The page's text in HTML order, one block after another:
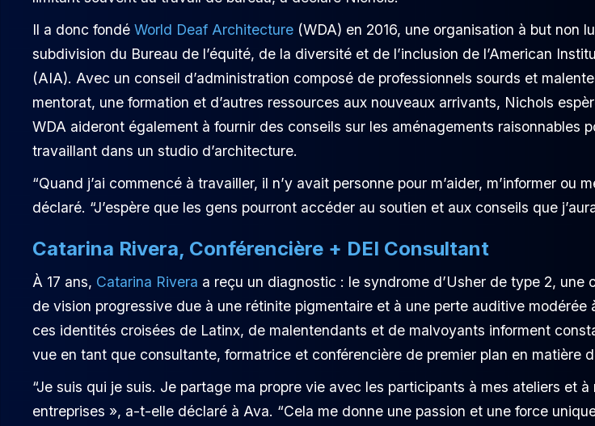
Il a donc fondé World Deaf Architecture (WDA) en 2016, une organisation à but non
subdivision du Bureau de l’équité, de la diversité et de l’inclusion de l’American
(AIA). Avec un conseil d’administration composé de professionnels sourds et
mentorat, une formation et d’autres ressources aux nouveaux arrivants, Nichols
WDA aideront également à fournir des conseils sur les aménagements raisonnables
travaillant dans un studio d’architecture.
“Quand j’ai commencé à travailler, il n’y avait personne pour m’aider, m’informer ou
déclaré. “J’espère que les gens pourront accéder au soutien et aux conseils que
Catarina Rivera, Conférencière + DEI Consultant
À 17 ans, Catarina Rivera a reçu un diagnostic : le syndrome d’Usher de type 2, une
de vision progressive due à une rétinite pigmentaire et à une perte auditive modérée
ces identités croisées de Latinx, de malentendants et de malvoyants informent
vue en tant que consultante, formatrice et conférencière de premier plan en matière
“Je suis qui je suis. Je partage ma propre vie avec les participants à mes ateliers et
entreprises », a-t-elle déclaré à Ava. “Cela me donne une passion et une force